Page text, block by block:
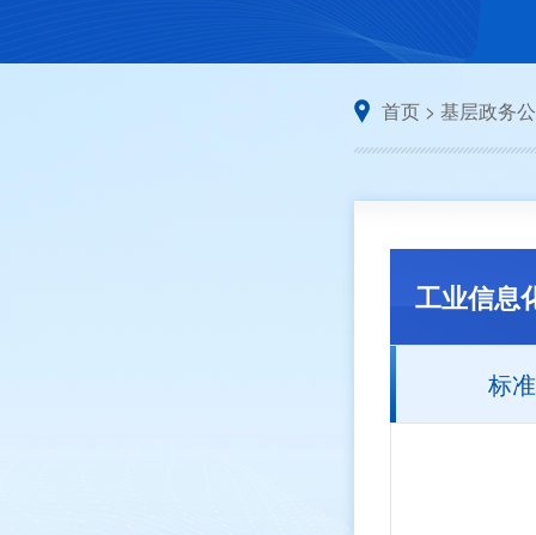
首页 > 基层政务
工业信息
标